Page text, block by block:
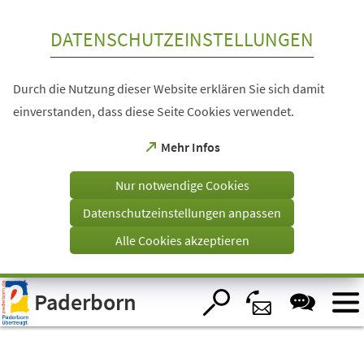
Visuelle
Assistenzsoftware
öffnen.
DATENSCHUTZEINSTELLUNGEN
Durch die Nutzung dieser Website erklären Sie sich damit
einverstanden, dass diese Seite Cookies verwendet.
Mehr Infos
(Öffnet
einem
Tab)
Nur notwendige Cookies
Datenschutzeinstellungen anpassen
Alle Cookies akzeptieren
Paderborn